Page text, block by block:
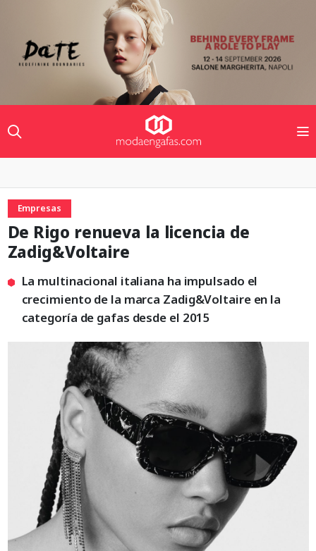
Empresas
De Rigo renueva la licencia de
Zadig&Voltaire
La multinacional italiana ha impulsado el
crecimiento de la marca Zadig&Voltaire en la
categoría de gafas desde el 2015